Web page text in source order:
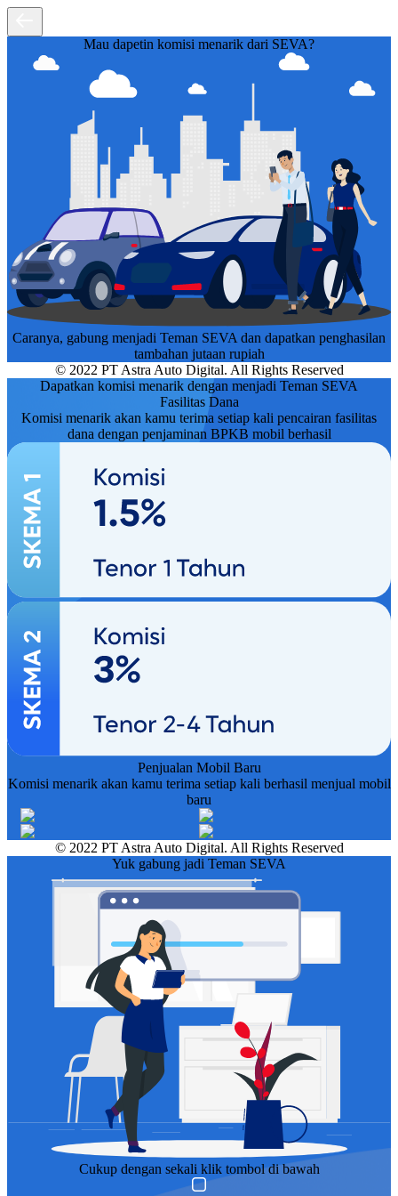
Mau dapetin komisi menarik dari SEVA?
Caranya, gabung menjadi Teman SEVA dan dapatkan penghasilan
tambahan jutaan rupiah
© 2022 PT Astra Auto Digital. All Rights Reserved
Dapatkan komisi menarik dengan menjadi Teman SEVA
Fasilitas Dana
Komisi menarik akan kamu terima setiap kali pencairan fasilitas
dana dengan penjaminan BPKB mobil berhasil
Penjualan Mobil Baru
Komisi menarik akan kamu terima setiap kali berhasil menjual mobil
baru
© 2022 PT Astra Auto Digital. All Rights Reserved
Yuk gabung jadi Teman SEVA
Cukup dengan sekali klik tombol di bawah